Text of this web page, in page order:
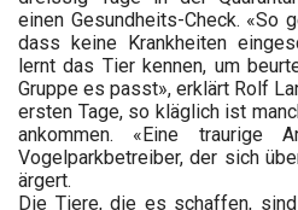
einen Gesundheits-Check. «So
dass keine Krankheiten
lernt das Tier kennen, um
Gruppe es passt», erklärt Rolf
ersten Tage, so kläglich ist
ankommen. «Eine traurige
Vogelparkbetreiber, der sich
ärgert.
Die Tiere, die es schaffen,